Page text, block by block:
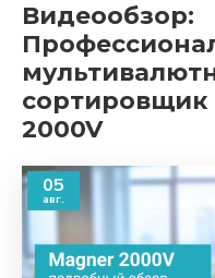
Видеообзор:
сортировщик
2000V
05
авг.